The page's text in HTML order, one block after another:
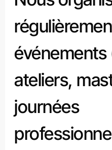
événements
ateliers,
journées